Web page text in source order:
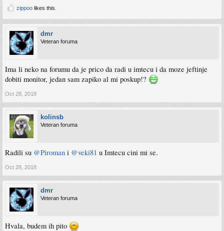
zippoo likes this.
dmr
Veteran foruma
Ima li neko na forumu da je prico da radi u imtecu i da moze jeftinje
dobiti monitor, jedan sam zapiko al mi poskup!?
Oct 28, 2018
kolinsb
Veteran foruma
Radili su @Piroman i @veki81 u Imtecu cini mi se.
Oct 28, 2018
dmr
Veteran foruma
Hvala, budem ih pito